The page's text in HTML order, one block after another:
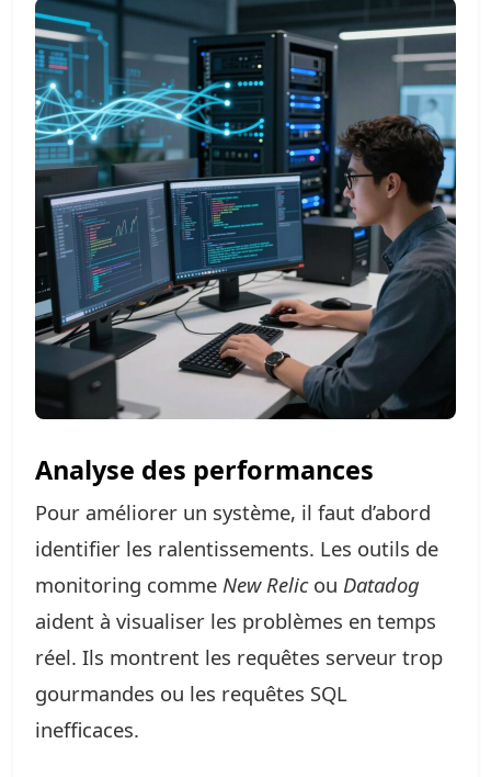
Analyse des performances
Pour améliorer un système, il faut d’abord
identifier les ralentissements. Les outils de
monitoring comme New Relicou Datadog
aident à visualiser les problèmes en temps
réel. Ils montrent les requêtes serveur trop
gourmandes ou les requêtes SQL
inefficaces.